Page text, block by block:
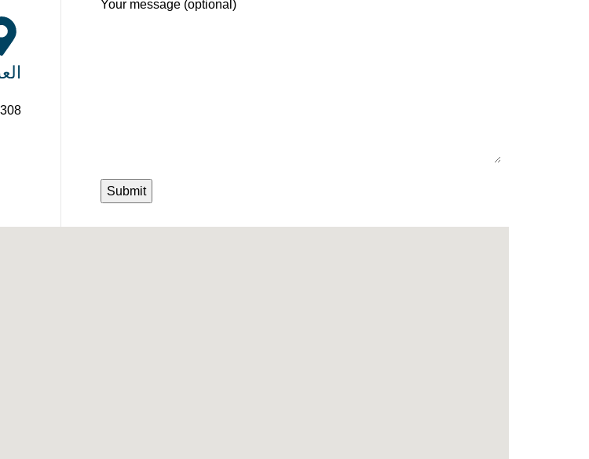
Your message (optional)
308 شارع السودان - المهندسين